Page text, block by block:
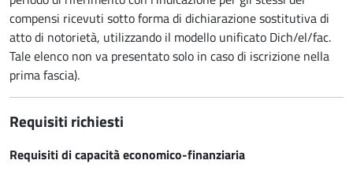
compensi ricevuti sotto forma di dichiarazione sostitutiva di
atto di notorietà, utilizzando il modello unificato Dich/el/fac.
Tale elenco non va presentato solo in caso di iscrizione nella
prima fascia).
Requisiti richiesti
Requisiti di capacità economico-finanziaria